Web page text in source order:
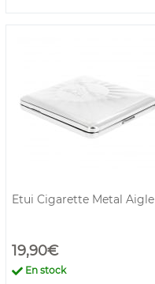
Etui Cigarette Metal Aigle
19,90€
En stock